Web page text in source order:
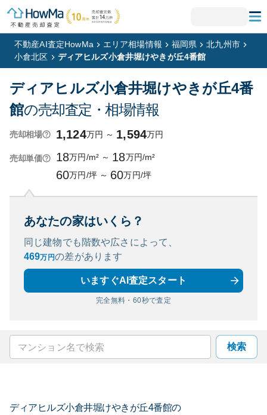
不動産AI査定HowMa エリア相場情報 福岡県
北九州市
小倉北区
ディアヒルズ小倉井堀けやきが丘4番館
ディアヒルズ小倉井堀けやきが丘4番
館の売却査定・相場情報
売却相場 1,124万円 ～ 1,594万円
売却単価 18万円/m² ～ 18万円/m²
60万円/坪 ～ 60万円/坪
あなたの家はいくら？
同じ建物でも階数や広さによって、
469万円の差があります
いますぐAI査定スタート
完全無料・60秒で査定
検索
ディアヒルズ小倉井堀けやきが丘4番館の